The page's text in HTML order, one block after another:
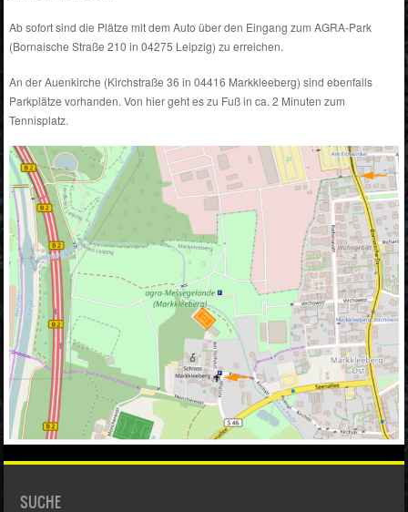
Ab sofort sind die Plätze mit dem Auto über den Eingang zum AGRA-Park
(Bornaische Straße 210 in 04275 Leipzig) zu erreichen.
An der Auenkirche (Kirchstraße 36 in 04416 Markkleeberg) sind ebenfalls
Parkplätze vorhanden. Von hier geht es zu Fuß in ca. 2 Minuten zum
Tennisplatz.
SUCHE